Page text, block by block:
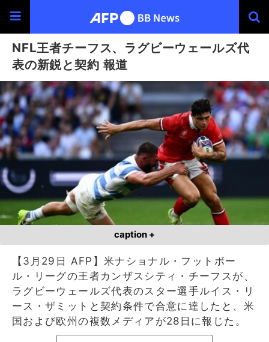
NFL王者チーフス、ラグビーウェールズ代
表の新鋭と契約 報道
caption +
【3月29日 AFP】米ナショナル・フットボー
ル・リーグの王者カンザスシティ・チーフスが、
ラグビーウェールズ代表のスター選手ルイス・リ
ース・ザミットと契約条件で合意に達したと、米
国および欧州の複数メディアが28日に報じた。